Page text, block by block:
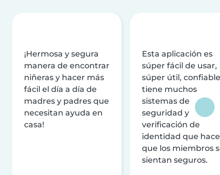
¡Hermosa y segura
manera de encontrar
niñeras y hacer más
fácil el día a día de
madres y padres que
necesitan ayuda en
casa!
Esta aplicación es
súper fácil de usar,
súper útil,
tiene muchos
sistemas de
seguridad y
verificación de
identidad que
que los miembros
sientan seguros.